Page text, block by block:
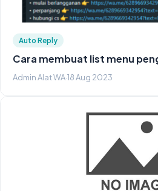
Auto Reply
Cara membuat list menu
Admin Alat WA·18 Aug 2023